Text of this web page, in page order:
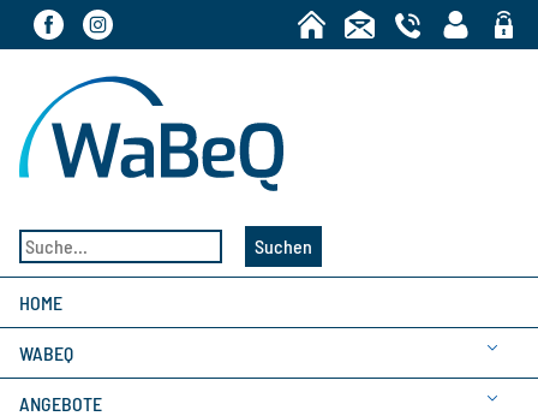
Suchen
HOME
WABEQ
ANGEBOTE